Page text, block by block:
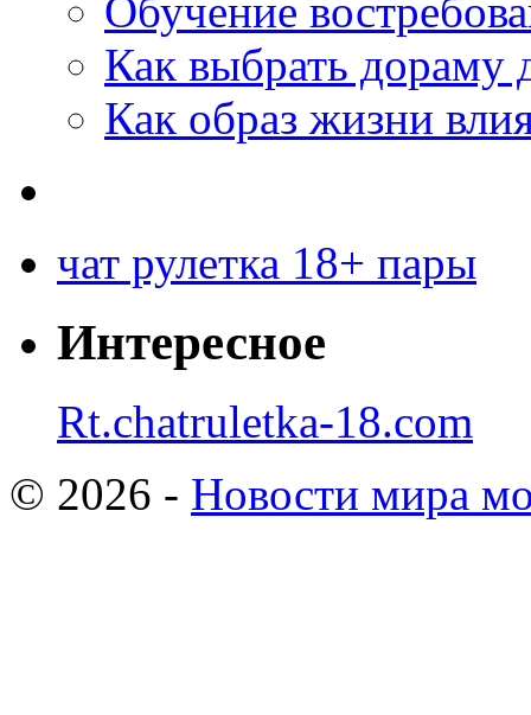
Обучение
Как выбрать дораму
Как образ жизни
чат рулетка 18+ пары
Интересное
Rt.chatruletka-18.com
© 2026 - Новости мира